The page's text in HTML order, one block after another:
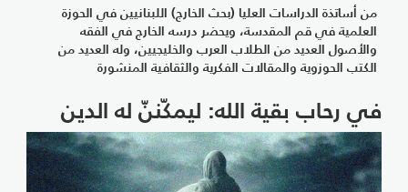
من أساتذة الدراسات العليا (بحث الخارج) اللبنانيين في الحوزة
العلمية في قم المقدسة، ويحضر درسه الخارج في الفقه
والأصول العديد من الطلاب العرب والخليجيين، وله العديد من
الكتب الحوزوية والمقالات الفكرية والثقافية المنشورة
في رحاب بقية الله: ليمكّننّ له الدين